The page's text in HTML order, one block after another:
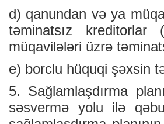
d) qanundan və ya
təminatsız
müqavilələri üzrə
e) borclu hüquqi şəxsin
5. Sağlamlaşdırma
səsvermə yolu ilə